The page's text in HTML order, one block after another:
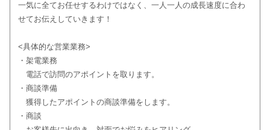
一気に全てお任せするわけではなく、一人一人の成長速度に合わ
せてお伝えしていきます！
<具体的な営業業務>
・架電業務
電話で訪問のアポイントを取ります。
・商談準備
獲得したアポイントの商談準備をします。
・商談